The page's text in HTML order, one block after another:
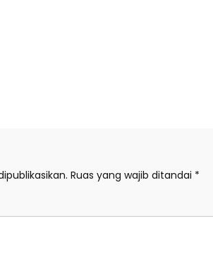
Ruas yang wajib ditandai *